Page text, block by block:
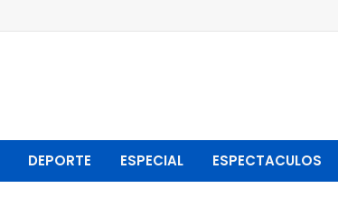
DEPORTE ESPECIAL ESPECTACULOS